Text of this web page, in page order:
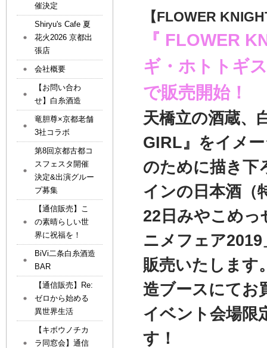
【FLOWER
『 FLOWER
ギ・ホトトギ
で販売開始！
天橋立の酒蔵、
GIRL』をイメ
のために描き下
インの日本酒（
22日みやこめっ
ニメフェア
販売いたします
造ブースにてお
イベント会場限
す！
催決定
Shiryu's Cafe 夏
花火2026 京都出
張店
会社概要
【お問い合わ
せ】白糸酒造
竜胆尊×京都老舗
3社コラボ
第8回京都古都コ
スフェスタ開催
決定&出演グルー
プ募集
【通信販売】こ
の素晴らしい世
界に祝福を！
BiVi二条白糸酒造
BAR
【通信販売】Re:
ゼロから始める
異世界生活
【キボウノチカ
ラ同窓会】通信